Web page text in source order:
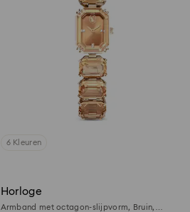
6 Kleuren
Horloge
Armband met octagon-slijpvorm, Bruin,